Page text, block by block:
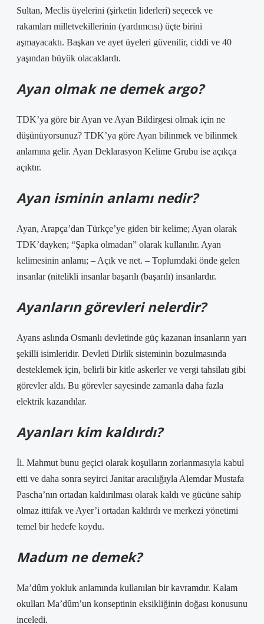
Sultan, Meclis üyelerini (şirketin liderleri) seçecek ve
rakamları milletvekillerinin (yardımcısı) üçte birini
aşmayacaktı. Başkan ve ayet üyeleri güvenilir, ciddi ve 40
yaşından büyük olacaklardı.
Ayan olmak ne demek argo?
TDK’ya göre bir Ayan ve Ayan Bildirgesi olmak için ne
düşünüyorsunuz? TDK’ya göre Ayan bilinmek ve bilinmek
anlamına gelir. Ayan Deklarasyon Kelime Grubu ise açıkça
açıktır.
Ayan isminin anlamı nedir?
Ayan, Arapça’dan Türkçe’ye giden bir kelime; Ayan olarak
TDK’dayken; “Şapka olmadan” olarak kullanılır. Ayan
kelimesinin anlamı; – Açık ve net. – Toplumdaki önde gelen
insanlar (nitelikli insanlar başarılı (başarılı) insanlardır.
Ayanların görevleri nelerdir?
Ayans aslında Osmanlı devletinde güç kazanan insanların yarı
şekilli isimleridir. Devleti Dirlik sisteminin bozulmasında
desteklemek için, belirli bir kitle askerler ve vergi tahsilatı gibi
görevler aldı. Bu görevler sayesinde zamanla daha fazla
elektrik kazandılar.
Ayanları kim kaldırdı?
İi. Mahmut bunu geçici olarak koşulların zorlanmasıyla kabul
etti ve daha sonra seyirci Janitar aracılığıyla Alemdar Mustafa
Pascha’nın ortadan kaldırılması olarak kaldı ve gücüne sahip
olmaz ittifak ve Ayer’i ortadan kaldırdı ve merkezi yönetimi
temel bir hedefe koydu.
Madum ne demek?
Ma’dûm yokluk anlamında kullanılan bir kavramdır. Kalam
okulları Ma’dûm’un konseptinin eksikliğinin doğası konusunu
inceledi.